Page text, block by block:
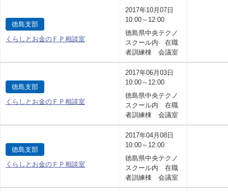
徳島支部
くらしとお金のＦＰ相談室
2017年10月07日
10:00～12:00
徳島県中央テクノ
スクール内 在職
者訓練棟 会議室
徳島支部
くらしとお金のＦＰ相談室
2017年06月03日
10:00～12:00
徳島県中央テクノ
スクール内 在職
者訓練棟 会議室
徳島支部
くらしとお金のＦＰ相談室
2017年04月08日
10:00～12:00
徳島県中央テクノ
スクール内 在職
者訓練棟 会議室